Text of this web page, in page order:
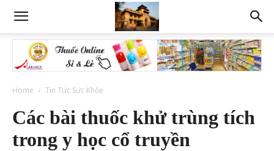
Home Tin Tức Sức Khỏe
Các bài thuốc khử trùng tích
trong y học cổ truyền